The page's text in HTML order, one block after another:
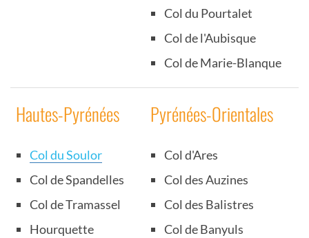
Col du Pourtalet
Col de l'Aubisque
Col de Marie-Blanque
Hautes-Pyrénées
Col du Soulor
Col de Spandelles
Col de Tramassel
Hourquette
Pyrénées-Orientales
Col d'Ares
Col des Auzines
Col des Balistres
Col de Banyuls